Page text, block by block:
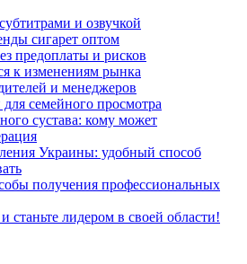
и озвучкой
сигарет оптом
предоплаты и рисков
к изменениям рынка
и менеджеров
семейного просмотра
сустава: кому может
Украины: удобный способ
получения профессиональных
станьте лидером в своей области!